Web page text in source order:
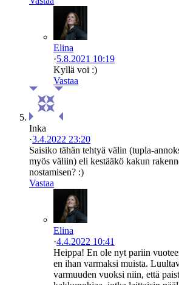
Elina
·5.8.2021 10:19
Kyllä voi :)
Vastaa
Inka
·3.4.2022 23:20
Saisiko tähän tehtyä välin (tupla-
myös väliin) eli kestääkö kakun
nostamisen? :)
Vastaa
Elina
·4.4.2022 10:41
Heippa! En ole nyt pariin
en ihan varmaksi muista.
varmuuden vuoksi niin, että